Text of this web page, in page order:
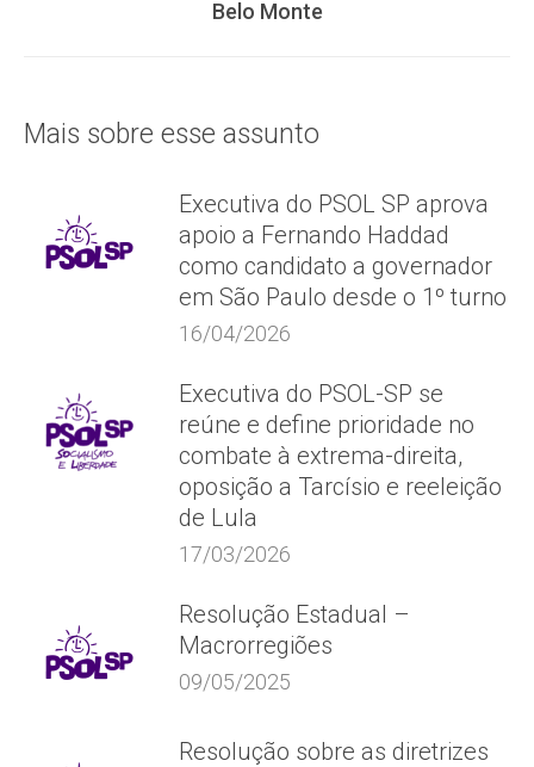
post:
Belo Monte
Mais sobre esse assunto
Executiva do PSOL SP aprova
apoio a Fernando Haddad
como candidato a governador
em São Paulo desde o 1º turno
16/04/2026
Executiva do PSOL-SP se
reúne e define prioridade no
combate à extrema-direita,
oposição a Tarcísio e reeleição
de Lula
17/03/2026
Resolução Estadual –
Macrorregiões
09/05/2025
Resolução sobre as diretrizes